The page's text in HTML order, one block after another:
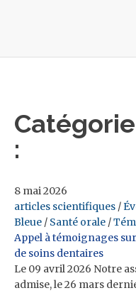
Catégorie
:
8 mai 2026
articles scientifiques /
Bleue / Santé orale /
Appel à témoignages
de soins dentaires
Le 09 avril 2026 Notre
admise, le 26 mars